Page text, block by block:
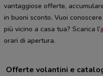
vantaggiose offerte,
in buoni sconto. Vuoi
più vicino a casa tua? Scarica l’
orari di apertura.
Offerte volantini e